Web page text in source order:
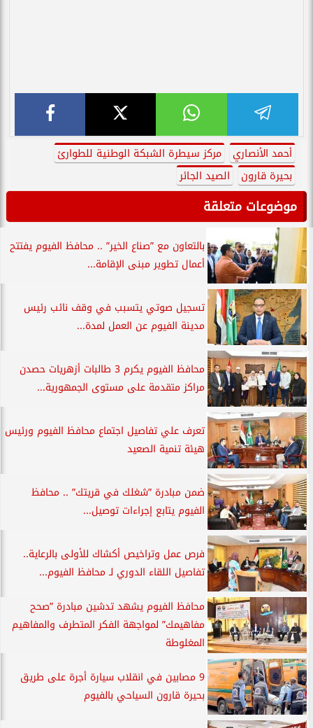
أحمد الأنصاري
مركز سيطرة الشبكة الوطنية للطوارئ
بحيرة قارون
الصيد الجائر
موضوعات متعلقة
بالتعاون مع ”صناع الخير” .. محافظ الفيوم يفتتح
أعمال تطوير مبنى الإقامة...
تسجيل صوتي يتسبب في وقف نائب رئيس
مدينة الفيوم عن العمل لمدة...
محافظ الفيوم يكرم 3 طالبات أزهريات حصدن
مراكز متقدمة على مستوى الجمهورية...
تعرف علي تفاصيل اجتماع محافظ الفيوم ورئيس
هيئة تنمية الصعيد
ضمن مبادرة ”شغلك في قريتك” .. محافظ
الفيوم يتابع إجراءات توصيل...
فرص عمل وتراخيص أكشاك للأولى بالرعاية..
تفاصيل اللقاء الدوري لـ محافظ الفيوم...
محافظ الفيوم يشهد تدشين مبادرة ”صحح
مفاهيمك” لمواجهة الفكر المتطرف والمفاهيم
المغلوطة
9 مصابين في انقلاب سيارة أجرة على طريق
بحيرة قارون السياحي بالفيوم